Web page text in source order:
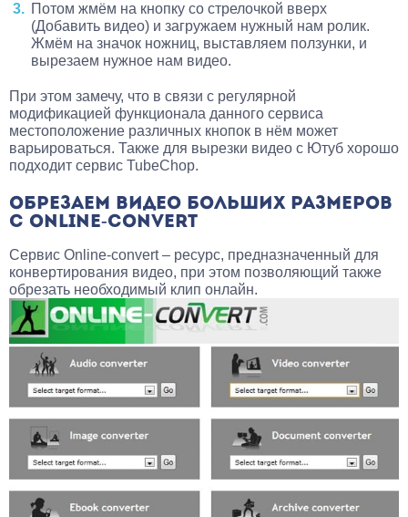
Потом жмём на кнопку со стрелочкой вверх
(Добавить видео) и загружаем нужный нам ролик.
Жмём на значок ножниц, выставляем ползунки, и
вырезаем нужное нам видео.
При этом замечу, что в связи с регулярной
модификацией функционала данного сервиса
местоположение различных кнопок в нём может
варьироваться. Также для вырезки видео с Ютуб хорошо
подходит сервис TubeChop.
ОБРЕЗАЕМ ВИДЕО БОЛЬШИХ РАЗМЕРОВ
С ONLINE-CONVERT
Сервис Online-convert – ресурс, предназначенный для
конвертирования видео, при этом позволяющий также
обрезать необходимый клип онлайн.